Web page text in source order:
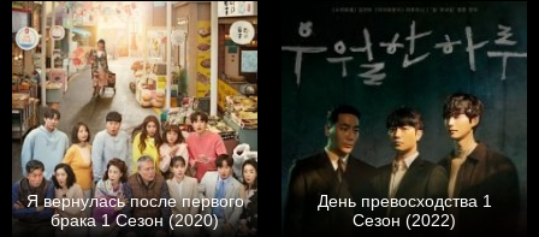
Я вернулась после первого
брака 1 Сезон (2020)
День превосходства 1
Сезон (2022)